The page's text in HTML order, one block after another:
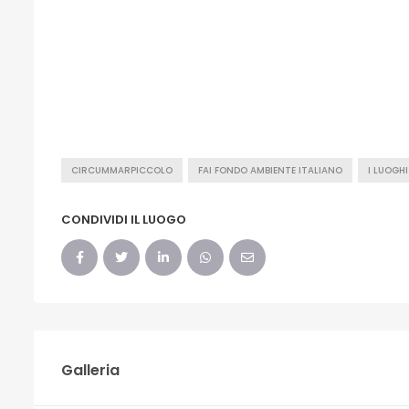
CIRCUMMARPICCOLO FAI FONDO AMBIENTE ITALIANO I
CONDIVIDI IL LUOGO
Galleria